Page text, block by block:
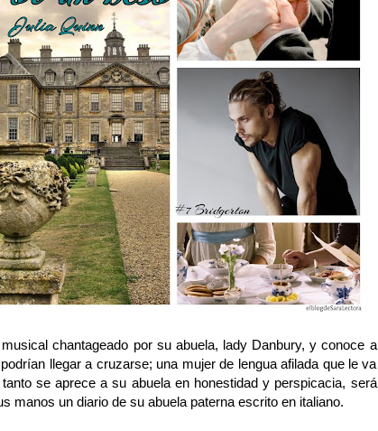
chantageado por su abuela, lady Danbury, y conoce a
llegar a cruzarse; una mujer de lengua afilada que le va
se aprece a su abuela en honestidad y perspicacia, será
manos un diario de su abuela paterna escrito en italiano.